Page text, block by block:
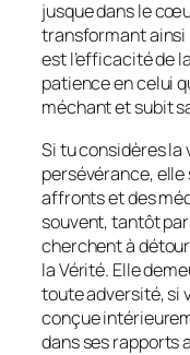
jusque dans le
transformant ainsi
est l’efficacité de
patience en celui
méchant et subit
Si tu considères la
persévérance, elle
affronts et des
souvent, tantôt
cherchent à
la Vérité. Elle
toute adversité, si
conçue
dans ses rapports